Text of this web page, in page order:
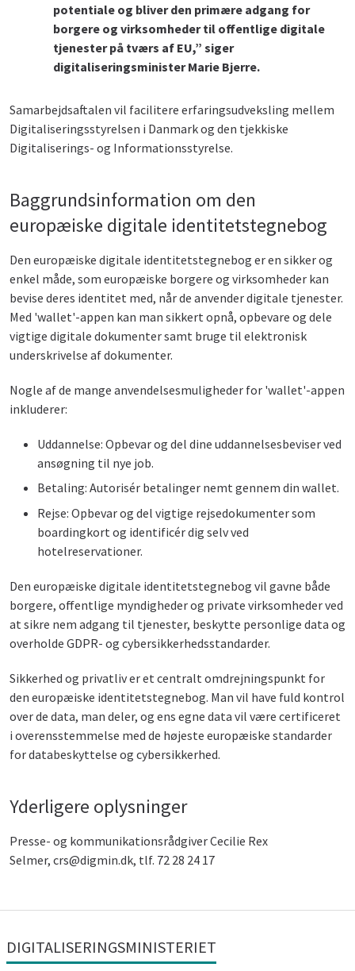
potentiale og bliver den primære adgang for
borgere og virksomheder til offentlige digitale
tjenester på tværs af EU,” siger
digitaliseringsminister Marie Bjerre.
Samarbejdsaftalen vil facilitere erfaringsudveksling mellem
Digitaliseringsstyrelsen i Danmark og den tjekkiske
Digitaliserings- og Informationsstyrelse.
Baggrundsinformation om den
europæiske digitale identitetstegnebog
Den europæiske digitale identitetstegnebog er en sikker og
enkel måde, som europæiske borgere og virksomheder kan
bevise deres identitet med, når de anvender digitale tjenester.
Med 'wallet'-appen kan man sikkert opnå, opbevare og dele
vigtige digitale dokumenter samt bruge til elektronisk
underskrivelse af dokumenter.
Nogle af de mange anvendelsesmuligheder for 'wallet'-appen
inkluderer:
Uddannelse: Opbevar og del dine uddannelsesbeviser ved
ansøgning til nye job.
Betaling: Autorisér betalinger nemt gennem din wallet.
Rejse: Opbevar og del vigtige rejsedokumenter som
boardingkort og identificér dig selv ved
hotelreservationer.
Den europæiske digitale identitetstegnebog vil gavne både
borgere, offentlige myndigheder og private virksomheder ved
at sikre nem adgang til tjenester, beskytte personlige data og
overholde GDPR- og cybersikkerhedsstandarder.
Sikkerhed og privatliv er et centralt omdrejningspunkt for
den europæiske identitetstegnebog. Man vil have fuld kontrol
over de data, man deler, og ens egne data vil være certificeret
i overensstemmelse med de højeste europæiske standarder
for databeskyttelse og cybersikkerhed.
Yderligere oplysninger
Presse- og kommunikationsrådgiver Cecilie Rex
Selmer, crs@digmin.dk, tlf. 72 28 24 17
DIGITALISERINGSMINISTERIET